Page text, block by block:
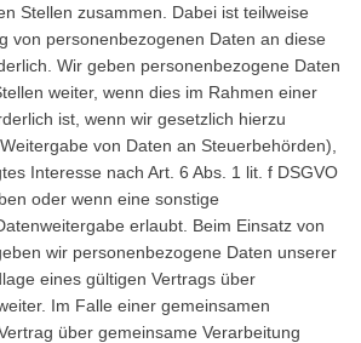
Stellen zusammen. Dabei ist teilweise
von personenbezogenen Daten an diese
Wir geben personenbezogene Daten
weiter, wenn dies im Rahmen einer
ist, wenn wir gesetzlich hierzu
von Daten an Steuerbehörden),
Interesse nach Art. 6 Abs. 1 lit. f DSGVO
oder wenn eine sonstige
erlaubt. Beim Einsatz von
wir personenbezogene Daten unserer
eines gültigen Vertrags über
Im Falle einer gemeinsamen
über gemeinsame Verarbeitung